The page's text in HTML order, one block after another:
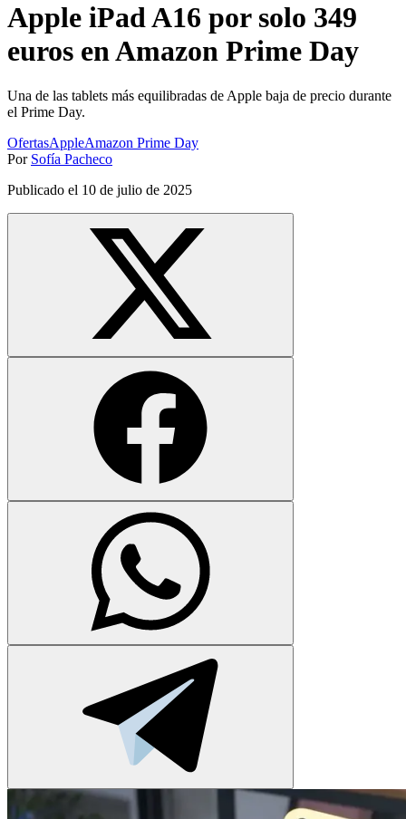
Apple iPad A16 por solo 349
euros en Amazon Prime Day
Una de las tablets más equilibradas de Apple baja de precio durante
el Prime Day.
OfertasAppleAmazon Prime Day
Por Sofía Pacheco
Publicado el 10 de julio de 2025